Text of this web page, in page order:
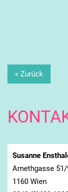
« Zurück
Susanne
Arnethgasse
1160 Wien